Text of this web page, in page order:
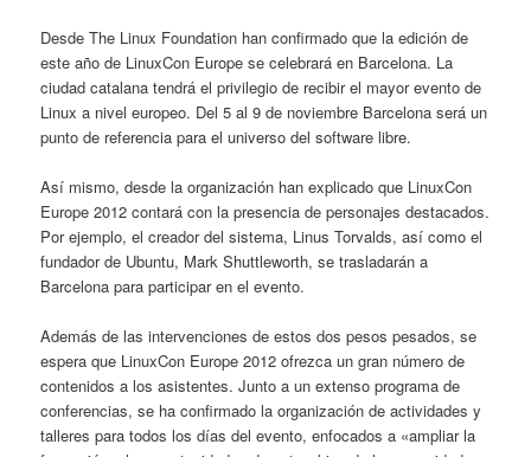
Desde The Linux Foundation han confirmado que la edición de
este año de LinuxCon Europe se celebrará en Barcelona. La
ciudad catalana tendrá el privilegio de recibir el mayor evento de
Linux a nivel europeo. Del 5 al 9 de noviembre Barcelona será un
punto de referencia para el universo del software libre.
Así mismo, desde la organización han explicado que LinuxCon
Europe 2012 contará con la presencia de personajes destacados.
Por ejemplo, el creador del sistema, Linus Torvalds, así como el
fundador de Ubuntu, Mark Shuttleworth, se trasladarán a
Barcelona para participar en el evento.
Además de las intervenciones de estos dos pesos pesados, se
espera que LinuxCon Europe 2012 ofrezca un gran número de
contenidos a los asistentes. Junto a un extenso programa de
conferencias, se ha confirmado la organización de actividades y
talleres para todos los días del evento, enfocados a «ampliar la